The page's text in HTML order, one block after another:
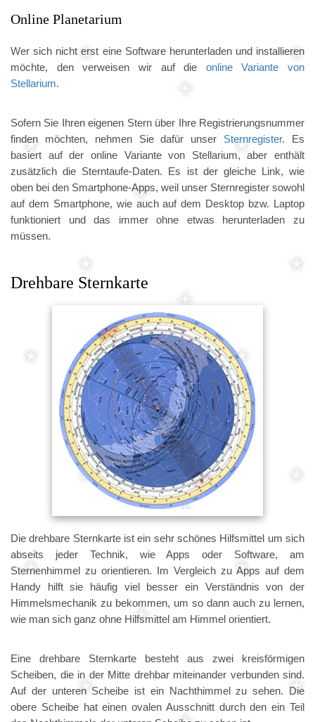
Online Planetarium
Wer sich nicht erst eine Software herunterladen und installieren
möchte, den verweisen wir auf die online Variante von
Stellarium.
Sofern Sie Ihren eigenen Stern über Ihre Registrierungsnummer
finden möchten, nehmen Sie dafür unser Sternregister. Es
basiert auf der online Variante von Stellarium, aber enthält
zusätzlich die Sterntaufe-Daten. Es ist der gleiche Link, wie
oben bei den Smartphone-Apps, weil unser Sternregister sowohl
auf dem Smartphone, wie auch auf dem Desktop bzw. Laptop
funktioniert und das immer ohne etwas herunterladen zu
müssen.
Drehbare Sternkarte
Die drehbare Sternkarte ist ein sehr schönes Hilfsmittel um sich
abseits jeder Technik, wie Apps oder Software, am
Sternenhimmel zu orientieren. Im Vergleich zu Apps auf dem
Handy hilft sie häufig viel besser ein Verständnis von der
Himmelsmechanik zu bekommen, um so dann auch zu lernen,
wie man sich ganz ohne Hilfsmittel am Himmel orientiert.
Eine drehbare Sternkarte besteht aus zwei kreisförmigen
Scheiben, die in der Mitte drehbar miteinander verbunden sind.
Auf der unteren Scheibe ist ein Nachthimmel zu sehen. Die
obere Scheibe hat einen ovalen Ausschnitt durch den ein Teil